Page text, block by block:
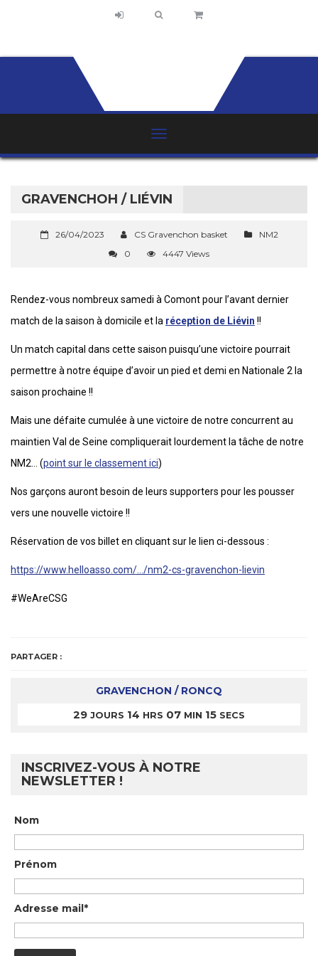
GRAVENCHOH / LIÉVIN
26/04/2023 CS Gravenchon basket
NM2
0
4447 Views
Rendez-vous nombreux samedi à Comont pour l’avant dernier
match de la saison à domicile et la réception de Liévin !!
Un match capital dans cette saison puisqu’une victoire pourrait
permettre à notre équipe d’avoir un pied et demi en Nationale 2 la
saison prochaine !!
Mais une défaite cumulée à une victoire de notre concurrent au
maintien Val de Seine compliquerait lourdement la tâche de notre
NM2… (point sur le classement ici)
Nos garçons auront besoin de leurs supporters pour les pousser
vers une nouvelle victoire !!
Réservation de vos billet en cliquant sur le lien ci-dessous :
https://www.helloasso.com/…/nm2-cs-gravenchon-lievin
#WeAreCSG
PARTAGER :
GRAVENCHON / RONCQ
29 JOURS 14 HRS 07 MIN 15 SECS
INSCRIVEZ-VOUS À NOTRE
NEWSLETTER !
Nom
Prénom
Adresse mail*